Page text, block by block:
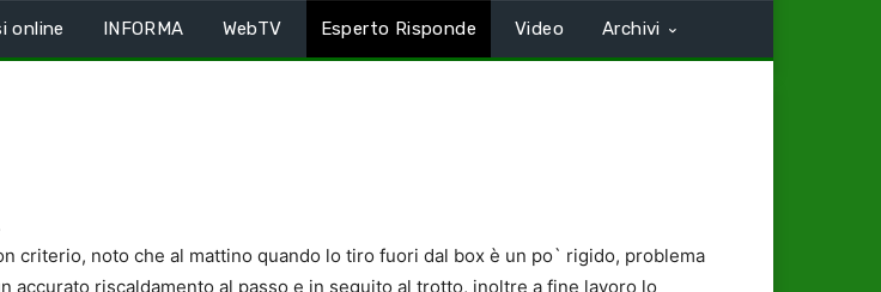
online INFORMA WebTV Esperto Risponde Video Archivi
criterio, noto che al mattino quando lo tiro fuori dal box è un po` rigido, problema
riscaldamento al passo e in seguito al trotto, inoltre a fine lavoro lo